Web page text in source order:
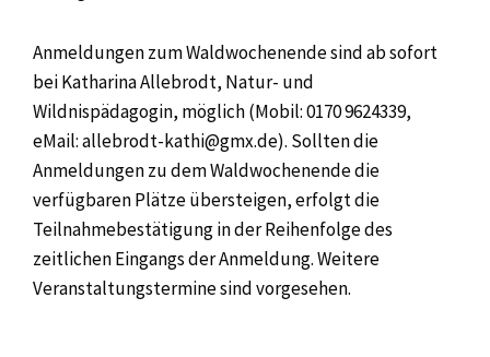
Anmeldungen zum Waldwochenende sind ab sofort
bei Katharina Allebrodt, Natur- und
Wildnispädagogin, möglich (Mobil: 0170 9624339,
eMail: allebrodt-kathi@gmx.de). Sollten die
Anmeldungen zu dem Waldwochenende die
verfügbaren Plätze übersteigen, erfolgt die
Teilnahmebestätigung in der Reihenfolge des
zeitlichen Eingangs der Anmeldung. Weitere
Veranstaltungstermine sind vorgesehen.